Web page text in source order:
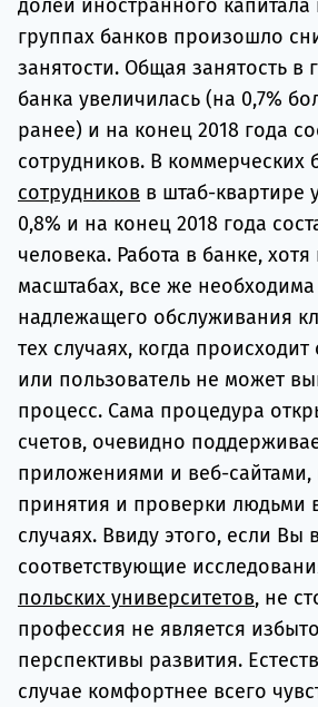
долей иностранного капитала
группах банков произошло
занятости. Общая занятость
банка увеличилась (на 0,7%
ранее) и на конец 2018 года
сотрудников. В коммерческих
сотрудников в штаб-квартире
0,8% и на конец 2018 года
человека. Работа в банке,
масштабах, все же необходима
надлежащего обслуживания
тех случаях, когда
или пользователь не может
процесс. Сама процедура
счетов, очевидно
приложениями и веб-сайтами,
принятия и проверки людьми
случаях. Ввиду этого, если Вы
соответствующие
польских университетов, не
профессия не является
перспективы развития.
случае комфортнее всего